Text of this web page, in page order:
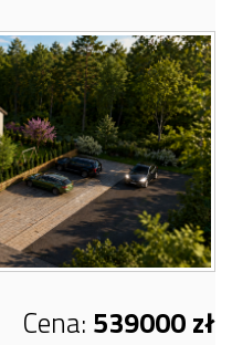
Cena: 539000 zł